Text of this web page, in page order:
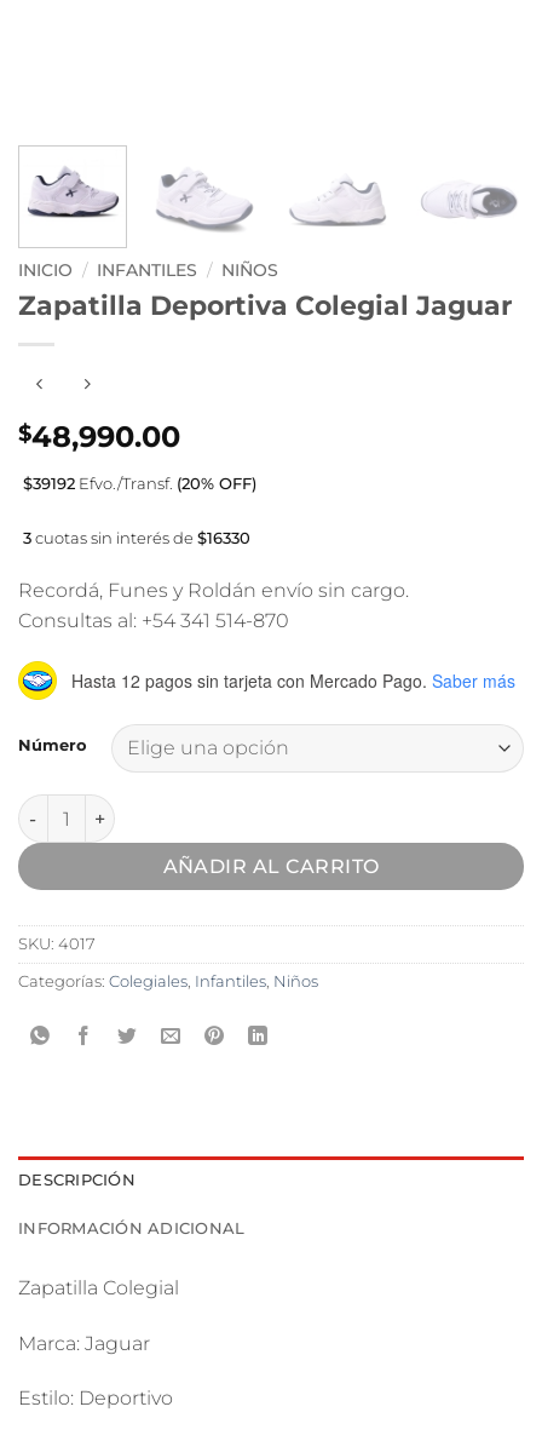
INICIO / INFANTILES / NIÑOS
Zapatilla Deportiva Colegial Jaguar
$48,990.00
$39192 Efvo./Transf. (20% OFF)
3cuotas sin interés de $16330
Recordá, Funes y Roldán envío sin cargo.
Consultas al: +54 341 514-870
Hasta 12 pagos sin tarjeta con Mercado Pago. Saber más
Número
Zapatilla Deportiva Colegial Jaguar cantidad
AÑADIR AL CARRITO
SKU: 4017
Categorías: Colegiales Infantiles Niños
DESCRIPCIÓN
INFORMACIÓN ADICIONAL
Zapatilla Colegial
Marca: Jaguar
Estilo: Deportivo